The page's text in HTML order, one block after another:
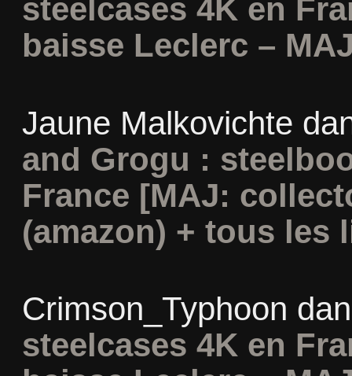
steelcases 4K en
baisse Leclerc –
Jaune Malkovichte
and Grogu :
France [MAJ:
(amazon) + tous les
Crimson_Typhoon
steelcases 4K en